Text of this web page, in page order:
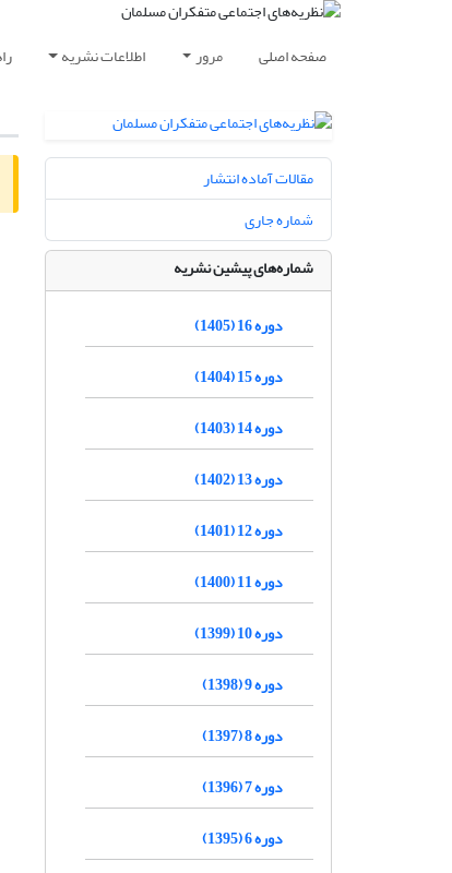
صفحه اصلی مرور اطلاعات نشریه
مقالات آماده انتشار
شماره جاری
شماره‌های پیشین نشریه
دوره 16 (1405)
دوره 15 (1404)
دوره 14 (1403)
دوره 13 (1402)
دوره 12 (1401)
دوره 11 (1400)
دوره 10 (1399)
دوره 9 (1398)
دوره 8 (1397)
دوره 7 (1396)
دوره 6 (1395)